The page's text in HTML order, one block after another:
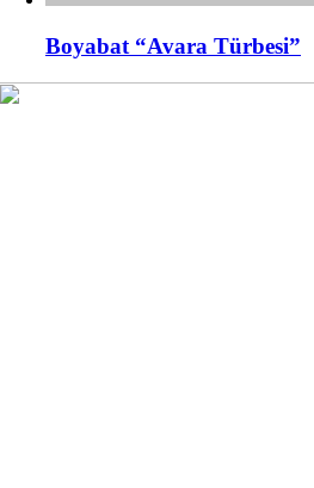
Boyabat “Avara Türbesi”